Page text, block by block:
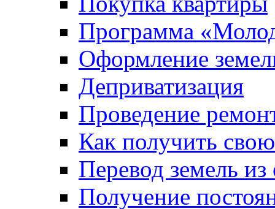
Программа
Оформление
Деприватизация
Проведение
Как получить
Перевод земель
Получение